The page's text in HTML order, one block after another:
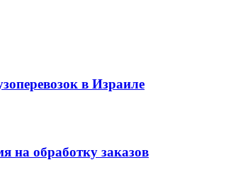
в Израиле
на обработку заказов